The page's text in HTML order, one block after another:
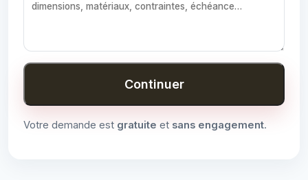
Continuer
Votre demande est gratuite et sans engagement.